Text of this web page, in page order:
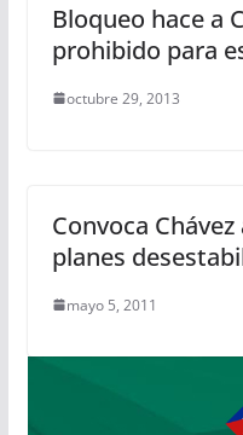
Bloqueo hace a
prohibido para
octubre 29, 2013
Convoca
planes
mayo 5, 2011